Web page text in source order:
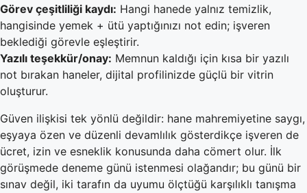
Görev çeşitliliği kaydı: Hangi hanede yalnız temizlik,
hangisinde yemek + ütü yaptığınızı not edin; işveren
beklediği görevle eşleştirir.
Yazılı teşekkür/onay: Memnun kaldığı için kısa bir yazılı
not bırakan haneler, dijital profilinizde güçlü bir vitrin
oluşturur.
Güven ilişkisi tek yönlü değildir: hane mahremiyetine saygı,
eşyaya özen ve düzenli devamlılık gösterdikçe işveren de
ücret, izin ve esneklik konusunda daha cömert olur. İlk
görüşmede deneme günü istenmesi olağandır; bu günü bir
sınav değil, iki tarafın da uyumu ölçtüğü karşılıklı tanışma